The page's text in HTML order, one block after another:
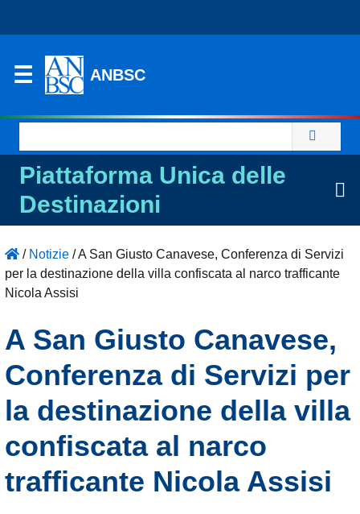
ANBSC
per:
Piattaforma Unica delle
Destinazioni
/ Notizie /A San Giusto Canavese, Conferenza di Servizi
per la destinazione della villa confiscata al narco trafficante
Nicola Assisi
A San Giusto Canavese,
Conferenza di Servizi per
la destinazione della villa
confiscata al narco
trafficante Nicola Assisi